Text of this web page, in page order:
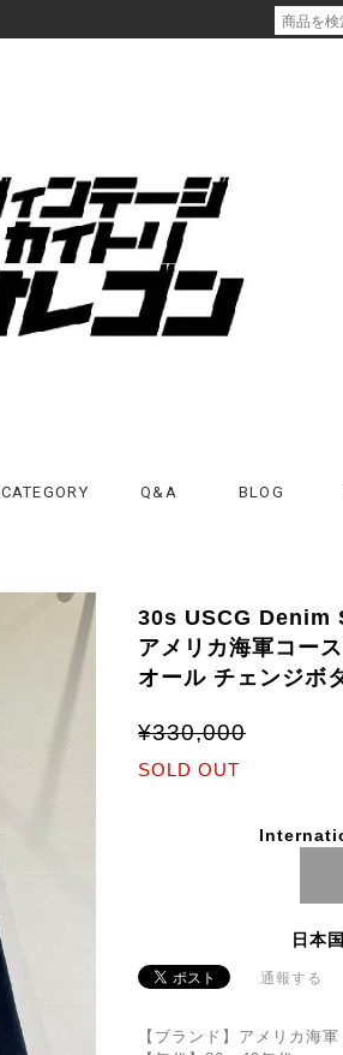
CATEGORY Q&A BLOG
30s USCG
アメリカ海軍コー
オール チェンジボ
¥330,000
SOLD OUT
日本
通報する
【ブランド】アメリカ海